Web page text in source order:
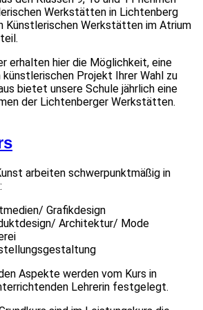
Werkstätten in Lichtenberg
Künstlerischen Werkstätten im Atrium
erhalten hier die Möglichkeit, eine
Projekt Ihrer Wahl zu
bietet unsere Schule jährlich eine
der Lichtenberger Werkstätten.
arbeiten schwerpunktmäßig in
Grafikdesign
Architektur/ Mode
Aspekte werden vom Kurs in
Lehrerin festgelegt.